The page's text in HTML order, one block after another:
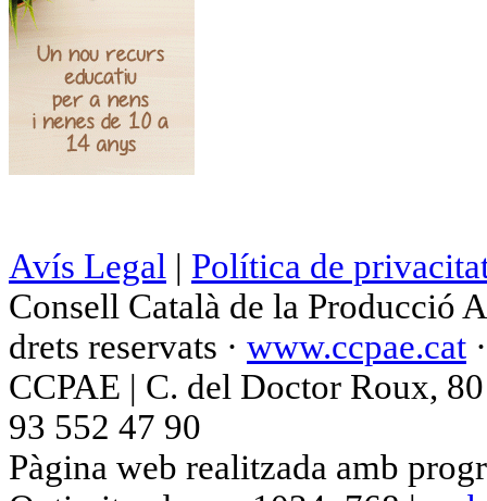
Avís Legal | Política de
Consell Català de la Producció
drets reservats · www.ccpae.cat
CCPAE | C. del Doctor Roux,
93 552 47 90
Pàgina web realitzada amb